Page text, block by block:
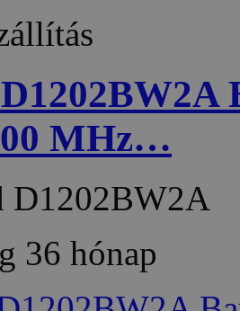
MHz…
D1202BW2A
36 hónap